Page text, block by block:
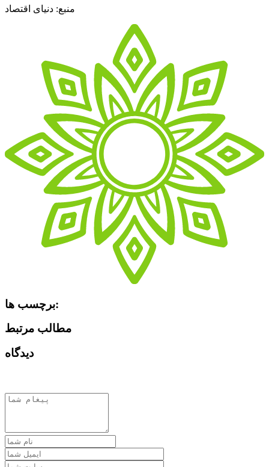
منبع: دنیای اقتصاد
برچسب ها:
مطالب مرتبط
دیدگاه